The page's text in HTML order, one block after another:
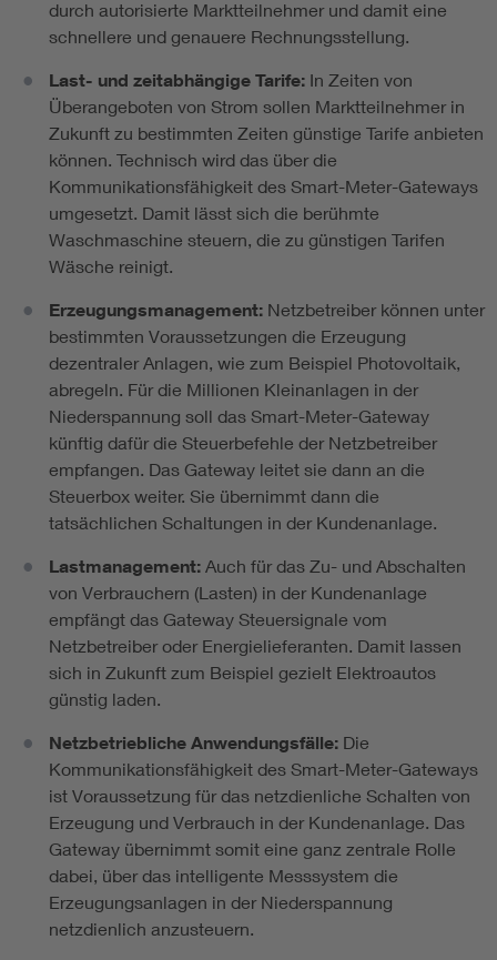
durch autorisierte Marktteilnehmer und damit eine
schnellere und genauere Rechnungsstellung.
Last- und zeitabhängige Tarife: In Zeiten von
Überangeboten von Strom sollen Marktteilnehmer in
Zukunft zu bestimmten Zeiten günstige Tarife anbieten
können. Technisch wird das über die
Kommunikationsfähigkeit des Smart-Meter-Gateways
umgesetzt. Damit lässt sich die berühmte
Waschmaschine steuern, die zu günstigen Tarifen
Wäsche reinigt.
Erzeugungsmanagement: Netzbetreiber können unter
bestimmten Voraussetzungen die Erzeugung
dezentraler Anlagen, wie zum Beispiel Photovoltaik,
abregeln. Für die Millionen Kleinanlagen in der
Niederspannung soll das Smart-Meter-Gateway
künftig dafür die Steuerbefehle der Netzbetreiber
empfangen. Das Gateway leitet sie dann an die
Steuerbox weiter. Sie übernimmt dann die
tatsächlichen Schaltungen in der Kundenanlage.
Lastmanagement: Auch für das Zu- und Abschalten
von Verbrauchern (Lasten) in der Kundenanlage
empfängt das Gateway Steuersignale vom
Netzbetreiber oder Energielieferanten. Damit lassen
sich in Zukunft zum Beispiel gezielt Elektroautos
günstig laden.
Netzbetriebliche Anwendungsfälle: Die
Kommunikationsfähigkeit des Smart-Meter-Gateways
ist Voraussetzung für das netzdienliche Schalten von
Erzeugung und Verbrauch in der Kundenanlage. Das
Gateway übernimmt somit eine ganz zentrale Rolle
dabei, über das intelligente Messsystem die
Erzeugungsanlagen in der Niederspannung
netzdienlich anzusteuern.